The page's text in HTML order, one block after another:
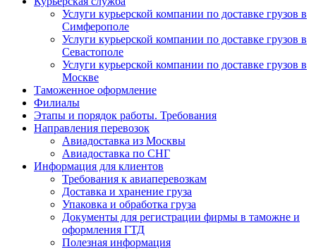
Услуги курьерской компании по доставке грузов в
Симферополе
Услуги курьерской компании по доставке грузов в
Севастополе
Услуги курьерской компании по доставке грузов в
Москве
Таможенное оформление
Филиалы
Этапы и порядок работы. Требования
Направления перевозок
Авиадоставка из Москвы
Авиадоставка по СНГ
Информация для клиентов
Требования к авиаперевозкам
Доставка и хранение груза
Упаковка и обработка груза
Документы для регистрации фирмы в таможне и
оформления ГТД
Полезная информация